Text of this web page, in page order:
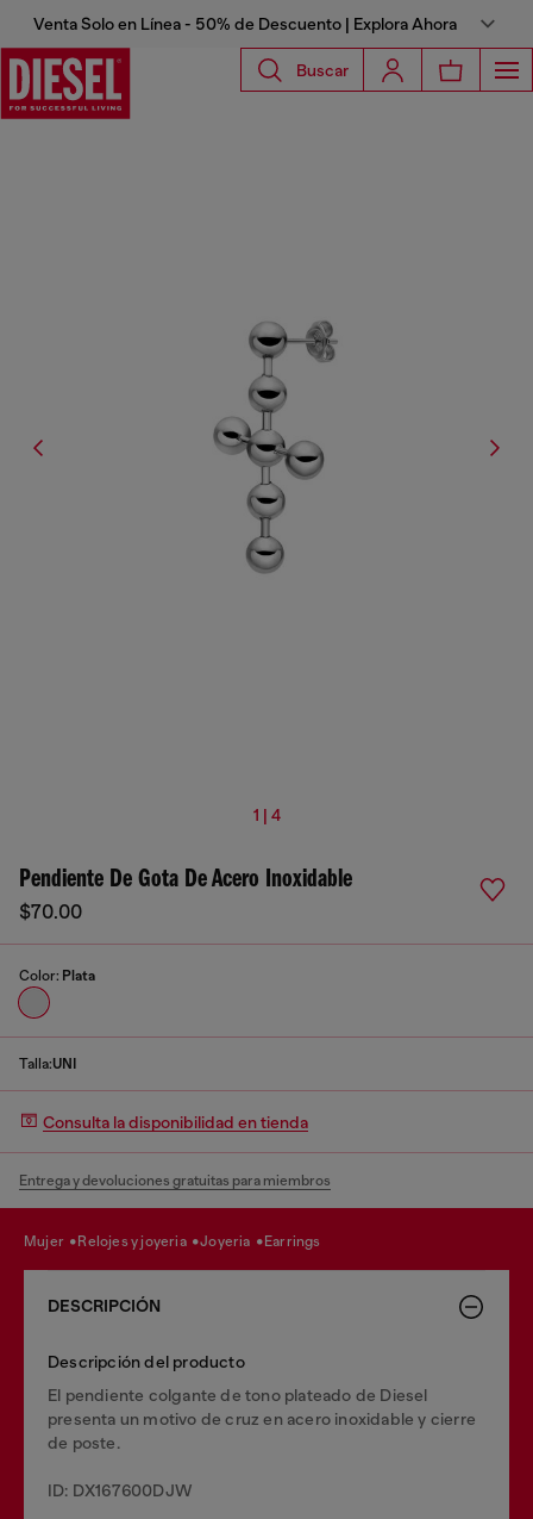
Venta Solo en Línea - 50% de Descuento | Explora Ahora
Buscar
1 | 4
Pendiente De Gota De Acero Inoxidable
$70.00
Color: Plata
Talla:UNI
Consulta la disponibilidad en tienda
Entrega y devoluciones gratuitas para miembros
mujer relojes y joyeria joyeria earrings
DESCRIPCIÓN
Descripción del producto
El pendiente colgante de tono plateado de Diesel
presenta un motivo de cruz en acero inoxidable y cierre
de poste.
ID: DX167600DJW